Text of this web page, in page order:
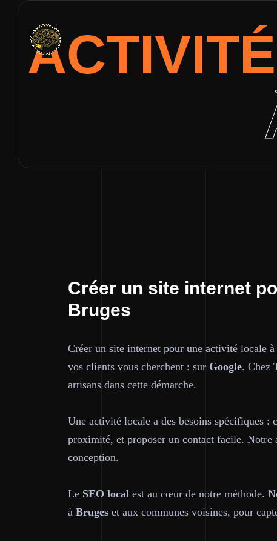
Créer un site internet
Bruges
Créer un site internet pour une activité locale à
vos clients vous cherchent : sur Google. Chez
artisans dans cette démarche.
Une activité locale a des besoins spécifiques :
proximité, et proposer un contact facile. Notre
conception.
Le SEO local est au cœur de notre méthode.
à Bruges et aux communes voisines, pour